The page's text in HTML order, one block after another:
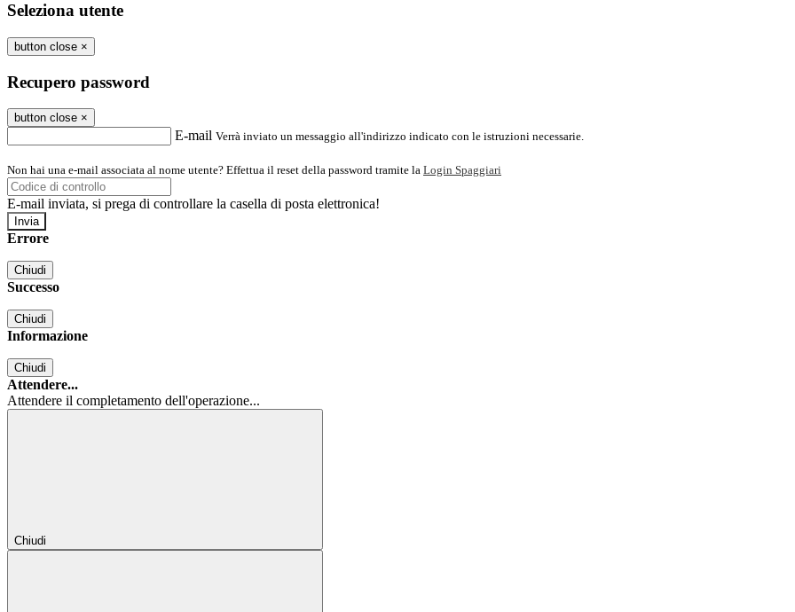
Seleziona utente
button close ×
Recupero password
button close ×
E-mail Verrà inviato un messaggio all'indirizzo indicato con le istruzioni necessarie.
Non hai una e-mail associata al nome utente? Effettua il reset della password tramite la Login Spaggiari
E-mail inviata, si prega di controllare la casella di posta elettronica!
Errore
Chiudi
Successo
Chiudi
Informazione
Chiudi
Attendere...
Attendere il completamento dell'operazione...
Chiudi